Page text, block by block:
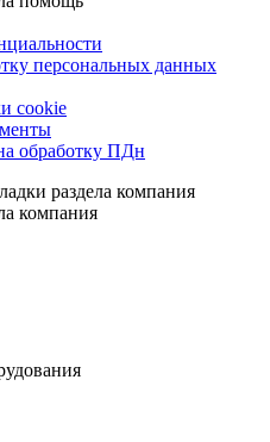
персональных данных
cookie
обработку ПДн